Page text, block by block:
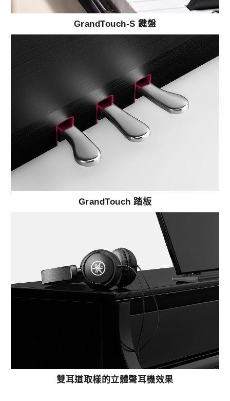
GrandTouch-S 鍵盤
GrandTouch 踏板
雙耳道取樣的立體聲耳機效果